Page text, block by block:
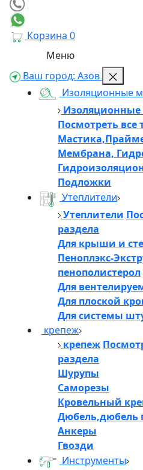
Корзина 0
Меню
Ваш город: Азов
Изоляционные
Посмотреть все
Мембрана,
Подложки
Утеплители
Утеплители
раздела
Для крыши и
Пеноплэкс-
пенополистерол
Для
Для плоской
Для системы
крепеж
крепеж
раздела
Шурупы
Саморезы
Кровельный
Дюбель,дюбель
Анкеры
Гвозди
Инструменты